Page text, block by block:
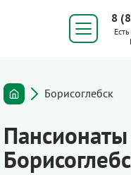
8
Борисоглебск